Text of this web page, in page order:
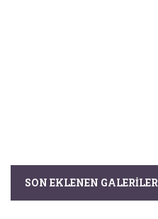
SON EKLENEN GALERILER